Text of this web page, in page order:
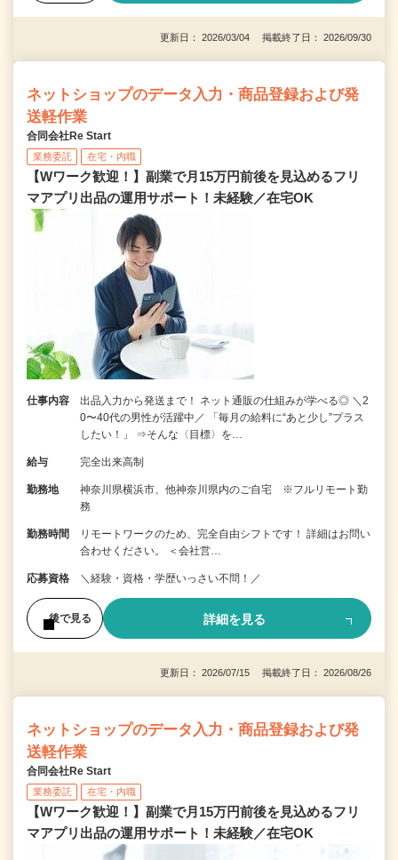
更新日： 2026/03/04 掲載終了日： 2026/09/30
ネットショップのデータ入力・商品登録および発
送軽作業
合同会社Re Start
業務委託 在宅・内職
【Wワーク歓迎！】副業で月15万円前後を見込めるフリ
マアプリ出品の運用サポート！未経験／在宅OK
仕事内容
出品入力から発送まで！ ネット通販の仕組みが学べる◎ ＼2
0〜40代の男性が活躍中／ 「毎月の給料に“あと少し”プラス
したい！」 ⇒そんな〈目標〉を…
給与 完全出来高制
勤務地
神奈川県横浜市、他神奈川県内のご自宅 ※フルリモート勤
務
勤務時間
リモートワークのため、完全自由シフトです！ 詳細はお問い
合わせください。 ＜会社営…
応募資格 ＼経験・資格・学歴いっさい不問！／
後で見る 詳細を見る
更新日： 2026/07/15 掲載終了日： 2026/08/26
ネットショップのデータ入力・商品登録および発
送軽作業
合同会社Re Start
業務委託 在宅・内職
【Wワーク歓迎！】副業で月15万円前後を見込めるフリ
マアプリ出品の運用サポート！未経験／在宅OK